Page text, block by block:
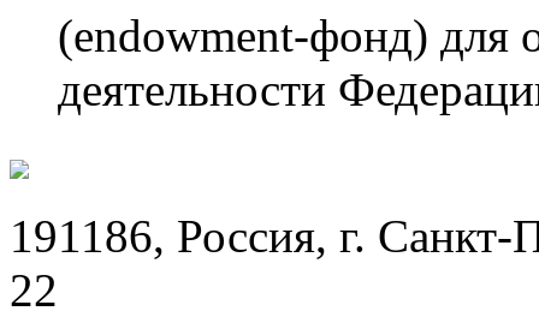
(endowment-фонд) для
деятельности
191186, Россия, г.
22